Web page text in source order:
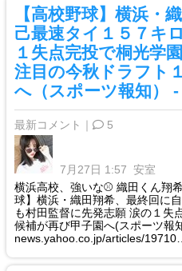
【高校野球】横浜・
己最速タイ１５７キ
１失点完投で桐光学
注目の今秋ドラフト
へ（スポーツ報知）
最新コメント｜ 5
7月27日 1:57 安室
横浜高校、強いな⚾️ 織田くん翔
球】横浜・織田翔希、最終回に
も村田監督に先発志願 涙の１失
候補が再び甲子園へ(スポーツ報
news.yahoo.co.jp/articles/19710…